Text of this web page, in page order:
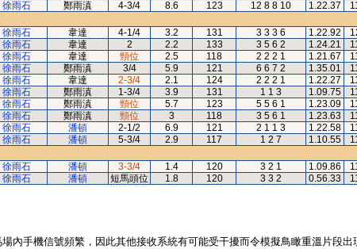
徐雨石 鄭雨滇 4-3/4 8.6 123 12 8 8 10 1.22.37
徐雨石 韋達 4-1/4 3.2 131 3 3 3 6 1.22.92
徐雨石 韋達 2 2.2 133 3 5 6 2 1.24.21
徐雨石 韋達 頸位 2.5 118 2 2 2 1 1.21.67
徐雨石 鄭雨滇 3/4 5.9 121 6 6 7 2 1.35.01
徐雨石 韋達 2-3/4 2.1 124 2 2 2 1 1.22.27
徐雨石 鄭雨滇 1-3/4 3.9 131 1 1 3 1.09.75
徐雨石 鄭雨滇 頸位 5.7 123 5 5 6 1 1.23.09
徐雨石 鄭雨滇 頸位 3 118 3 5 6 1 1.23.63
徐雨石 潘頓 2-1/2 6.9 121 2 1 1 3 1.22.58
徐雨石 潘頓 5-3/4 2.9 117 1 2 7 1.10.55
徐雨石 潘頓 3-3/4 1.4 120 3 2 1 1.09.86
徐雨石 潘頓 短馬頭位 1.8 120 3 3 2 0.56.33
內手機信號頻繁，因此其他接收系統有可能受干擾而令模擬鳥瞰重溫片段出